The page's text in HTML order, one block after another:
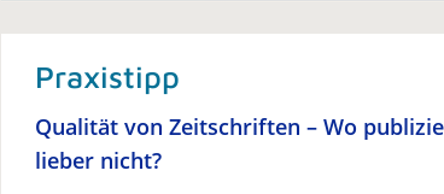
Praxistipp
Qualität von Zeitschriften – Wo
lieber nicht?